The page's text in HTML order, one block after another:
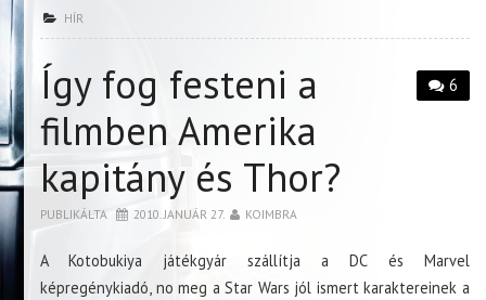
HÍR
6
Így fog festeni a
filmben Amerika
kapitány és Thor?
PUBLIKÁLTA 2010. JANUÁR 27. KOIMBRA
A Kotobukiya játékgyár szállítja a DC és Marvel
képregénykiadó, no meg a Star Wars jól ismert karaktereinek a